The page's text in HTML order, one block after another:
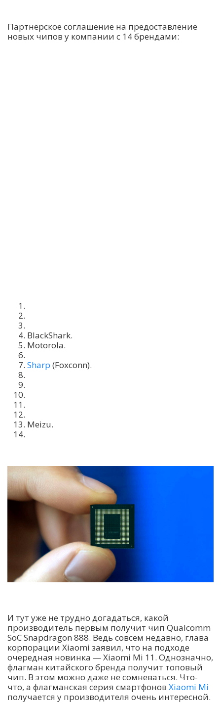
Партнёрское соглашение на предоставление
новых чипов у компании с 14 брендами:
BlackShark.
Motorola.
Sharp (Foxconn).
Meizu.
И тут уже не трудно догадаться, какой
производитель первым получит чип Qualcomm
SoC Snapdragon 888. Ведь совсем недавно, глава
корпорации Xiaomi заявил, что на подходе
очередная новинка — Xiaomi Mi 11. Однозначно,
флагман китайского бренда получит топовый
чип. В этом можно даже не сомневаться. Что-
что, а флагманская серия смартфонов Xiaomi Mi
получается у производителя очень интересной.